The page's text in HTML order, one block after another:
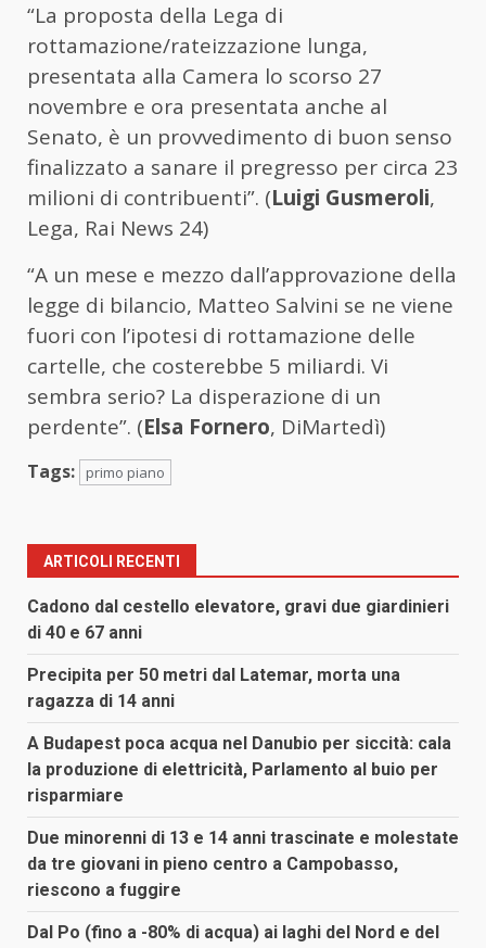
“La proposta della Lega di
rottamazione/rateizzazione lunga,
presentata alla Camera lo scorso 27
novembre e ora presentata anche al
Senato, è un provvedimento di buon senso
finalizzato a sanare il pregresso per circa 23
milioni di contribuenti”. (Luigi Gusmeroli,
Lega, Rai News 24)
“A un mese e mezzo dall’approvazione della
legge di bilancio, Matteo Salvini se ne viene
fuori con l’ipotesi di rottamazione delle
cartelle, che costerebbe 5 miliardi. Vi
sembra serio? La disperazione di un
perdente”. (Elsa Fornero, DiMartedì)
Tags: primo piano
ARTICOLI RECENTI
Cadono dal cestello elevatore, gravi due giardinieri
di 40 e 67 anni
Precipita per 50 metri dal Latemar, morta una
ragazza di 14 anni
A Budapest poca acqua nel Danubio per siccità: cala
la produzione di elettricità, Parlamento al buio per
risparmiare
Due minorenni di 13 e 14 anni trascinate e molestate
da tre giovani in pieno centro a Campobasso,
riescono a fuggire
Dal Po (fino a -80% di acqua) ai laghi del Nord e del